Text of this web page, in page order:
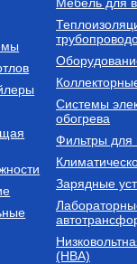
47 740
Системы
обогрева
Фильтры для
Зарядные
(НВА)